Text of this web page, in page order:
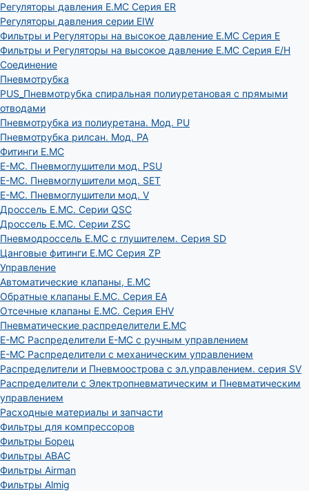
Регуляторы давления E.MC Серия ER
Регуляторы давления серии EIW
Фильтры и Регуляторы на высокое давление E.MC Серия E
Фильтры и Регуляторы на высокое давление E.MC Серия E/H
Соединение
Пневмотрубка
PUS_Пневмотрубка спиральная полиуретановая с прямыми
отводами
Пневмотрубка из полиуретана. Мод. РU
Пневмотрубка рилсан. Мод. PA
Фитинги E.MC
E-MC. Пневмоглушители мод. PSU
E-MC. Пневмоглушители мод. SET
E-MC. Пневмоглушители мод. V
Дроссель E.MC. Серии QSC
Дроссель E.MC. Серии ZSC
Пневмодроссель E.MC с глушителем. Серия SD
Цанговые фитинги E.MC Серия ZP
Управление
Автоматические клапаны, Е.МС
Обратные клапаны E.MC. Серия EA
Отсечные клапаны E.MC. Серия EHV
Пневматические распределители E.MC
E-MC Распределители E-MC с ручным управлением
E-MC Распределители с механическим управлением
Распределители и Пневмоострова с эл.управлением. серия SV
Распределители с Электропневматическим и Пневматическим
управлением
Расходные материалы и запчасти
Фильтры для компрессоров
Фильтры Борец
Фильтры ABAC
Фильтры Airman
Фильтры Almig